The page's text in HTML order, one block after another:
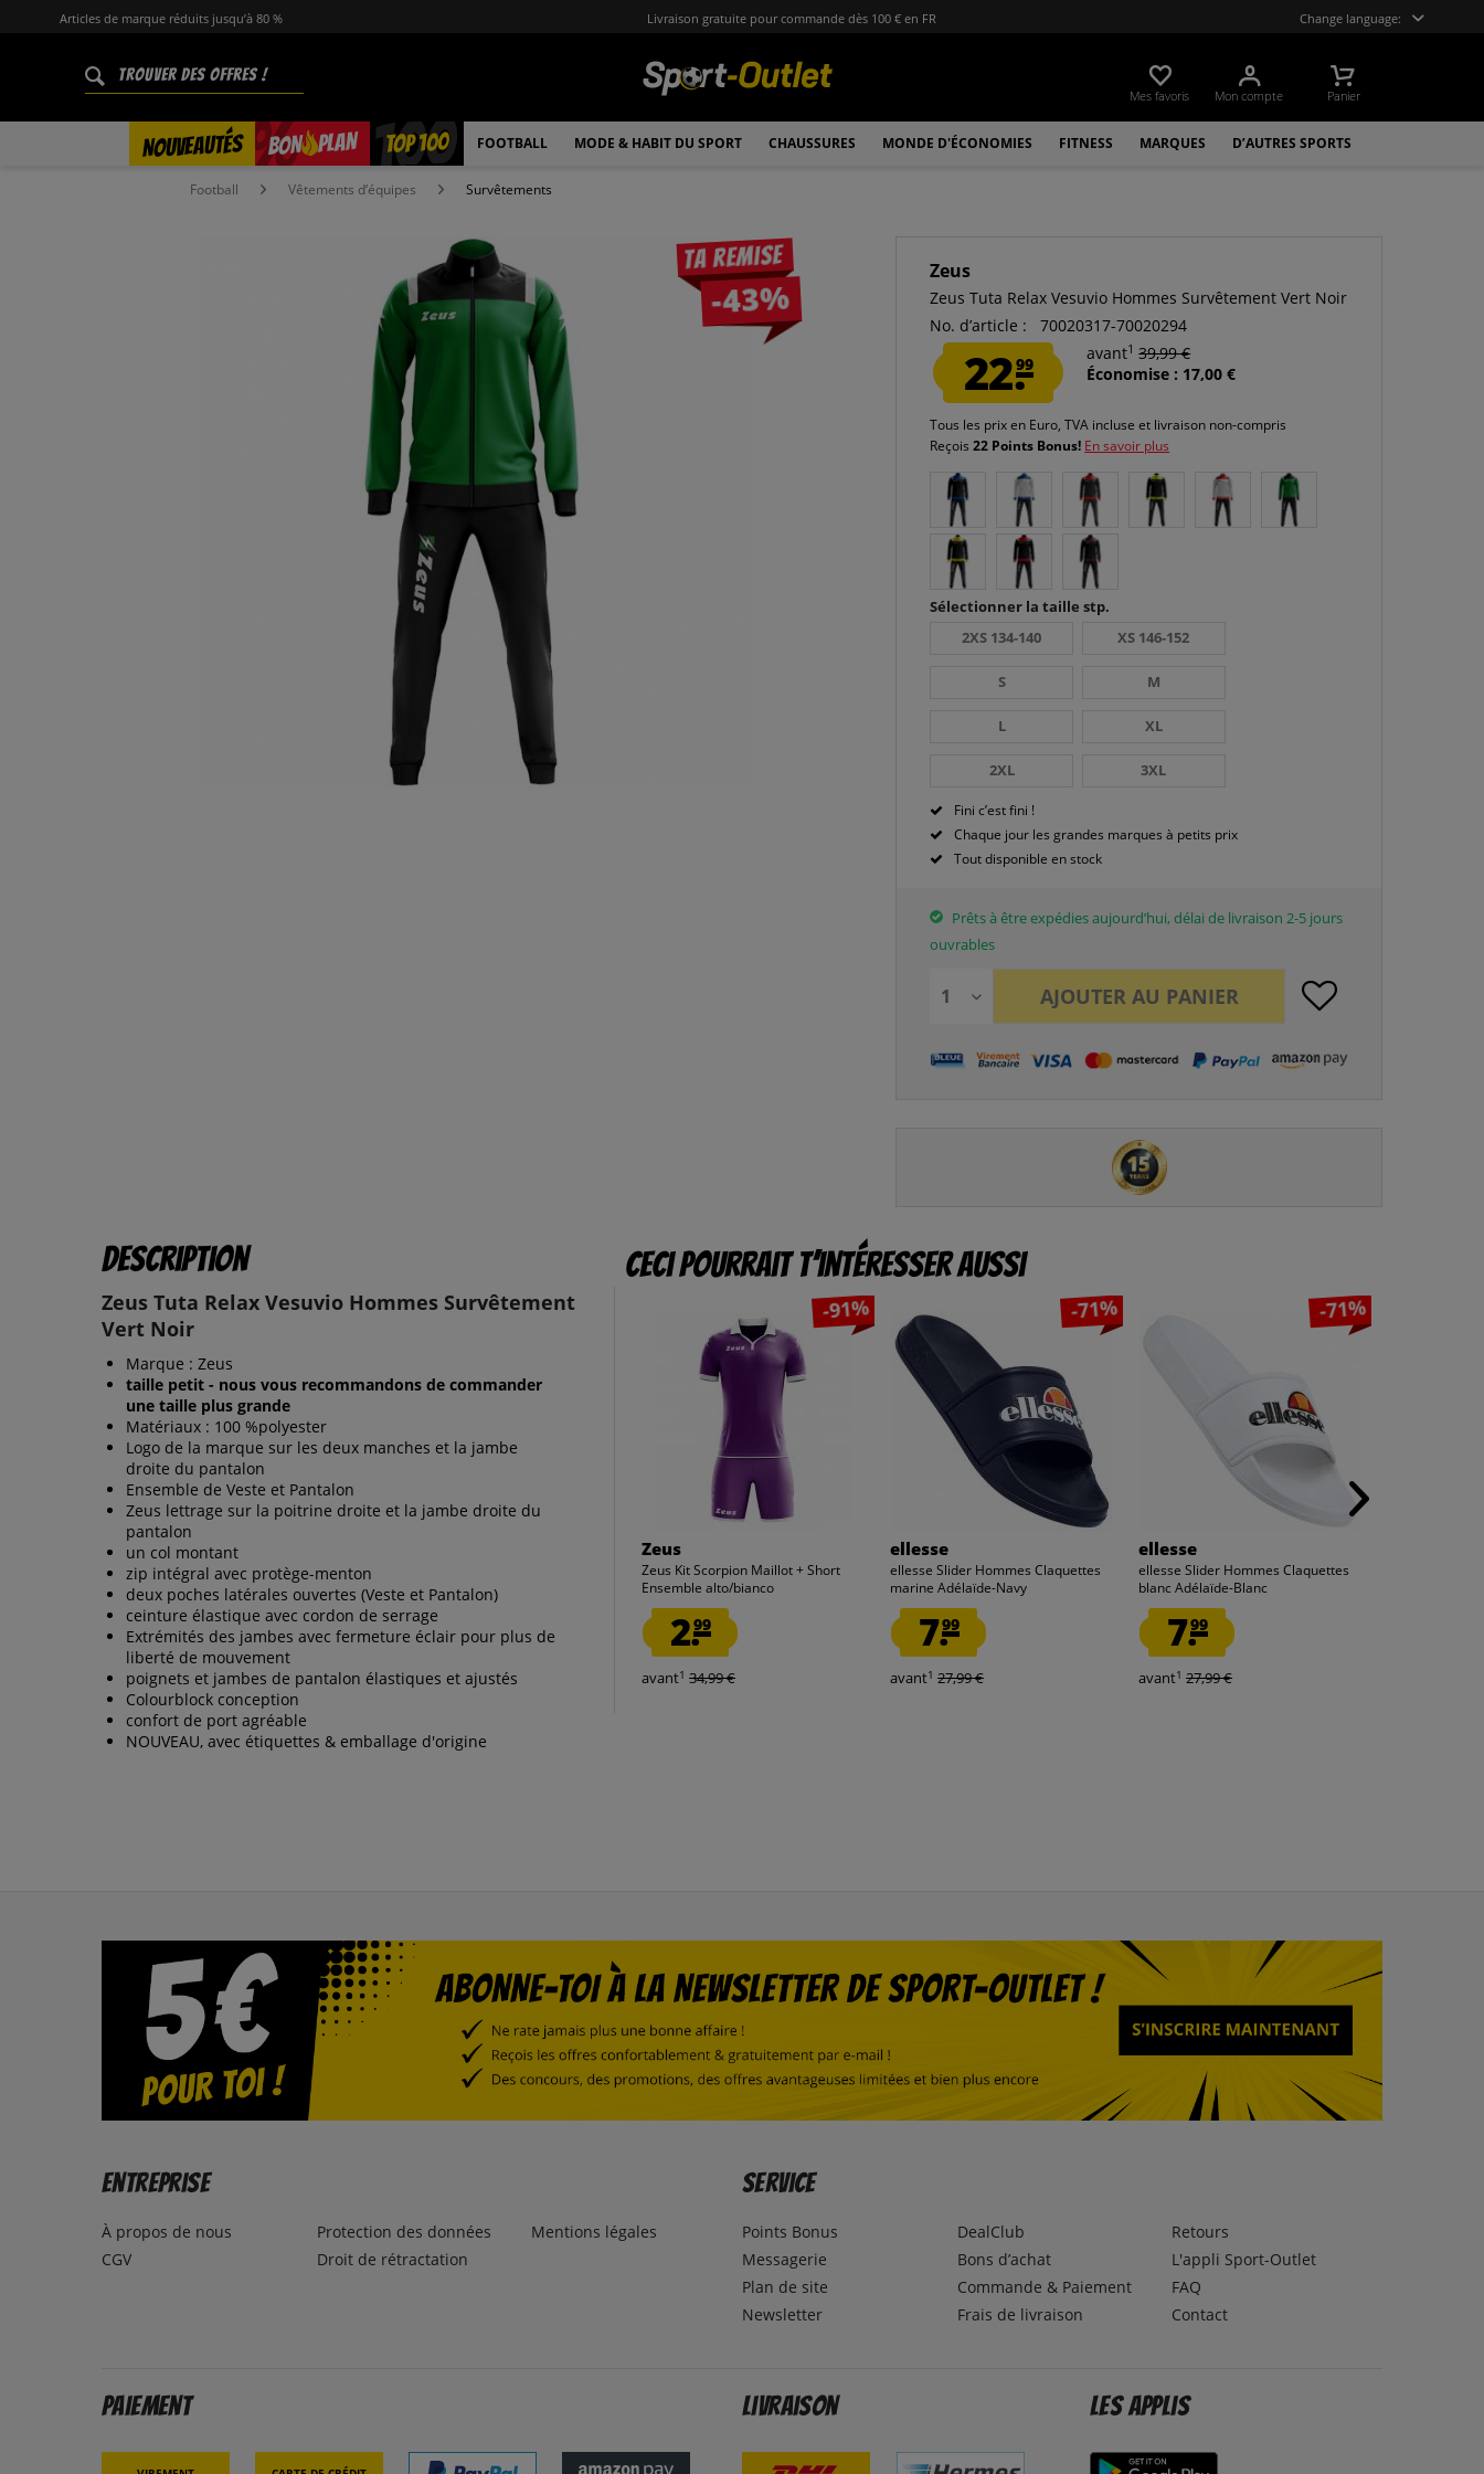
Articles de marque réduits jusqu’à 80 % Livraison gratuite pour commande dès 100 € en FR Change language:
Mes favoris Mon compte Panier
NOUVEAUTÉS BON PLAN
% TOP 100 FOOTBALL MODE & HABIT DU SPORT CHAUSSURES MONDE D'ÉCONOMIES FITNESS MARQUES D’AUTRES SPORTS
Football Vêtements d‘équipes Survêtements
Ta remise
-43%
Zeus
Zeus Tuta Relax Vesuvio Hommes Survêtement Vert Noir
No. d’article :
70020317-70020294
22.99
avant1 39,99 €
Économise : 17,00 €
Tous les prix en Euro, TVA incluse et livraison non-compris
Reçois22 Points Bonus! En savoir plus
Sélectionner la taille stp.
2XS 134-140
XS 146-152
S M
L XL
2XL 3XL
Fini c’est fini !
Chaque jour les grandes marques à petits prix
Tout disponible en stock
Prêts à être expédies aujourd’hui, délai de livraison 2-5 jours
ouvrables
AJOUTER AU PANIER
Description
Zeus Tuta Relax Vesuvio Hommes Survêtement
Vert Noir
Marque : Zeus
taille petit - nous vous recommandons de commander
une taille plus grande
Matériaux : 100 %polyester
Logo de la marque sur les deux manches et la jambe
droite du pantalon
Ensemble de Veste et Pantalon
Zeus lettrage sur la poitrine droite et la jambe droite du
pantalon
un col montant
zip intégral avec protège-menton
deux poches latérales ouvertes (Veste et Pantalon)
ceinture élastique avec cordon de serrage
Extrémités des jambes avec fermeture éclair pour plus de
liberté de mouvement
poignets et jambes de pantalon élastiques et ajustés
Colourblock conception
confort de port agréable
NOUVEAU, avec étiquettes & emballage d'origine
Ceci pourrait t’intéresser aussi
-91%
Zeus
Zeus Kit Scorpion Maillot + Short
Ensemble alto/bianco
2.99
avant1 34,99 €
-71%
ellesse
ellesse Slider Hommes Claquettes
marine Adélaïde-Navy
7.99
avant1 27,99 €
-71%
ellesse
ellesse Slider Hommes Claquettes
blanc Adélaïde-Blanc
7.99
avant1 27,99 €
Entreprise
À propos de nous
CGV
Protection des données
Droit de rétractation
Mentions légales
Service
Points Bonus
Messagerie
Plan de site
Newsletter
DealClub
Bons d’achat
Commande & Paiement
Frais de livraison
Retours
L'appli Sport-Outlet
FAQ
Contact
Paiement Livraison Les applis